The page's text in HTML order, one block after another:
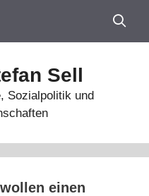
Sell
Sozialpolitik und
einen